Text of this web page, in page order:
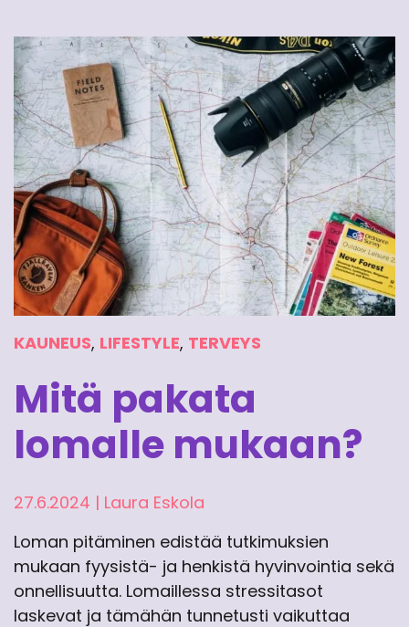
KAUNEUS, LIFESTYLE, TERVEYS
Mitä pakata
lomalle mukaan?
27.6.2024 | Laura Eskola
Loman pitäminen edistää tutkimuksien
mukaan fyysistä- ja henkistä hyvinvointia sekä
onnellisuutta. Lomaillessa stressitasot
laskevat ja tämähän tunnetusti vaikuttaa